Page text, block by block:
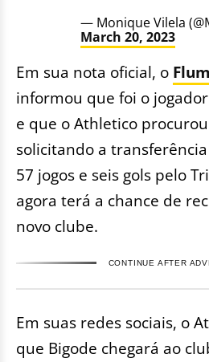
— Monique Vilela
March 20, 2023
Em sua nota oficial, o
informou que foi o
e que o Athletico
solicitando a
57 jogos e seis gols pelo
agora terá a chance de
novo clube.
CONTINUE AFTER
Em suas redes sociais, o
que Bigode chegará ao